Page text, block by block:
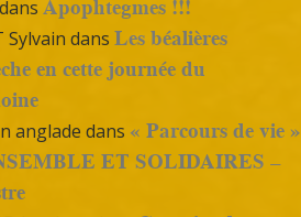
dansApophtegmes !!!
Sylvain dansLes béalières
en cette journée du
anglade dans « Parcours de vie »
ET SOLIDAIRES –